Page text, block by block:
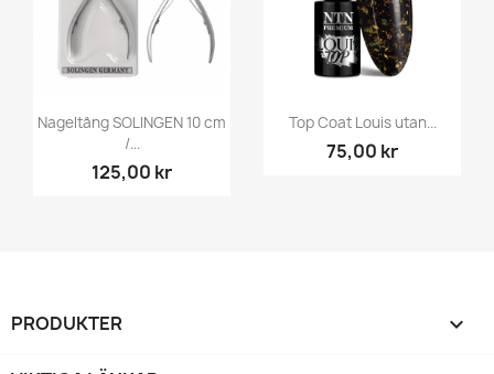
Nageltång SOLINGEN 10 cm
/...
125,00 kr
Top Coat Louis utan...
75,00 kr
PRODUKTER 